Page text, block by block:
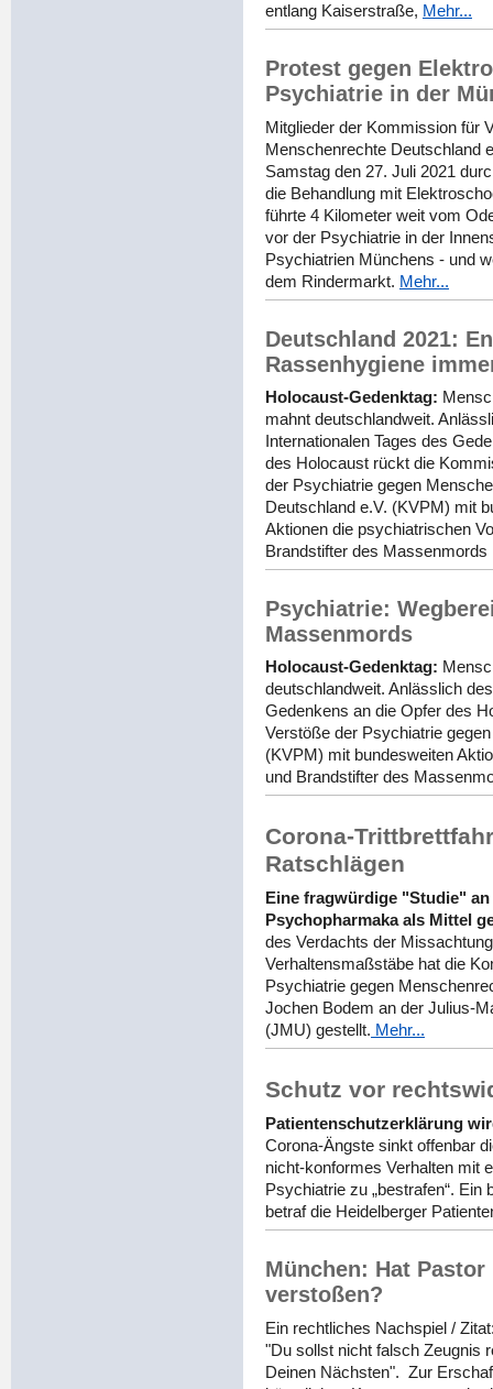
entlang Kaiserstraße, Mehr...
Protest gegen
Psychiatrie in der
Mitglieder der Kommission für
Menschenrechte Deutschland
Samstag den 27. Juli 2021
die Behandlung mit
führte 4 Kilometer weit vom
vor der Psychiatrie in der
Psychiatrien Münchens - und
dem Rindermarkt. Mehr...
Deutschland 2021:
Rassenhygiene
Holocaust-Gedenktag:
mahnt deutschlandweit.
Internationalen Tages des
des Holocaust rückt die
der Psychiatrie gegen
Deutschland e.V. (KVPM) mit
Aktionen die psychiatrischen
Brandstifter des
Psychiatrie:
Massenmords
Holocaust-Gedenktag:
deutschlandweit. Anlässlich
Gedenkens an die Opfer des
Verstöße der Psychiatrie
(KVPM) mit bundesweiten
und Brandstifter des
Corona-
Ratschlägen
Eine fragwürdige "Studie"
Psychopharmaka als Mittel
des Verdachts der
Verhaltensmaßstäbe hat die
Psychiatrie gegen
Jochen Bodem an der Julius-
(JMU) gestellt. Mehr...
Schutz vor
Patientenschutzerklärung
Corona-Ängste sinkt offenbar
nicht-konformes Verhalten mit
Psychiatrie zu „bestrafen“. Ein
betraf die Heidelberger
München: Hat
verstoßen?
Ein rechtliches Nachspiel /
"Du sollst nicht falsch Zeugnis
Deinen Nächsten". Zur